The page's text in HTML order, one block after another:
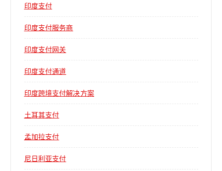
印度支付
印度支付服务商
印度支付网关
印度支付通道
印度跨境支付解决方案
土耳其支付
孟加拉支付
尼日利亚支付